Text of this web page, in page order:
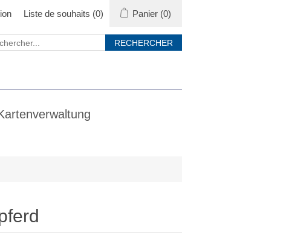
Liste de souhaits (0) Panier (0)